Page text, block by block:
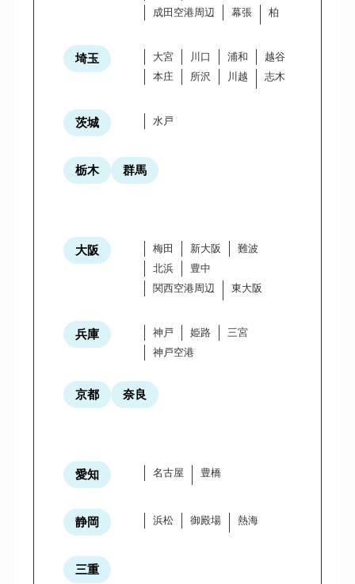
成田空港周辺
幕張 柏
埼玉 大宮 川口 浦和
越谷
本庄
所沢 川越 志木
茨城 水戸
栃木 群馬
大阪 梅田 新大阪
難波
北浜
豊中
関西空港周辺
東大阪
兵庫 神戸 姫路
三宮
神戸空港
京都 奈良
愛知 名古屋 豊橋
静岡 浜松 御殿場 熱海
三重